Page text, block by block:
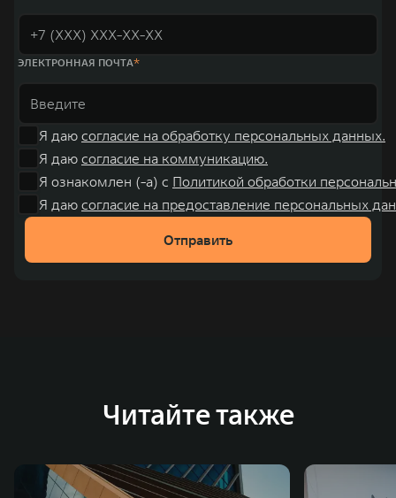
ЭЛЕКТРОННАЯ ПОЧТА
Я даю согласие на обработку персональных данных.
Я даю согласие на коммуникацию.
Я ознакомлен (-а) с Политикой обработки
Я даю согласие на предоставление персональных
Отправить
Читайте также